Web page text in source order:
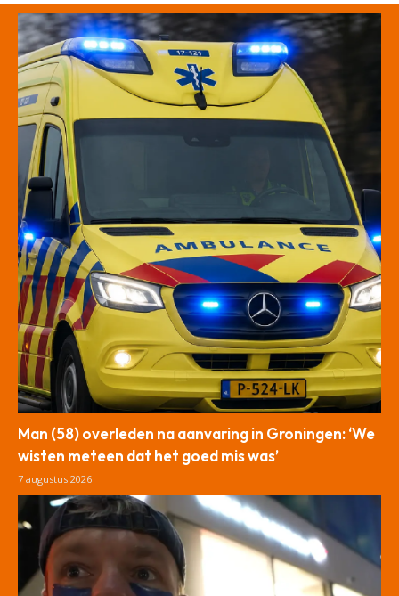
Man (58) overleden na aanvaring in Groningen: ‘We
wisten meteen dat het goed mis was’
7 augustus 2026